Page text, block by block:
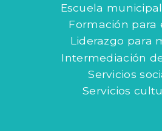
Escuela
Formación para
Liderazgo para
Intermediación
Servicios
Servicios